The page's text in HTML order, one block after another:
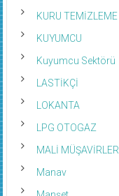
KURU TEMİZLEME
KUYUMCU
Kuyumcu Sektörü
LASTİKÇİ
LOKANTA
LPG OTOGAZ
MALİ MÜŞAVİRLER
Manav